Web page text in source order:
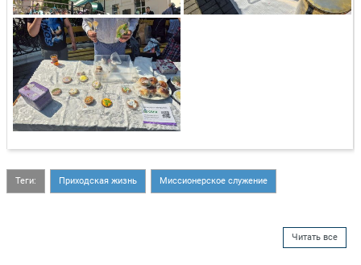
Теги: Приходская жизнь Миссионерское служение
Читать все